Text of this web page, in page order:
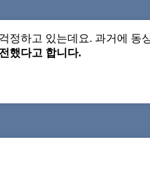
정하고 있는데요. 과거에 동
했다고 합니다.